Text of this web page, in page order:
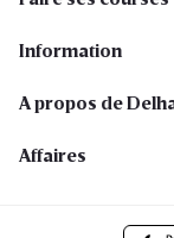
Information
A propos de
Affaires